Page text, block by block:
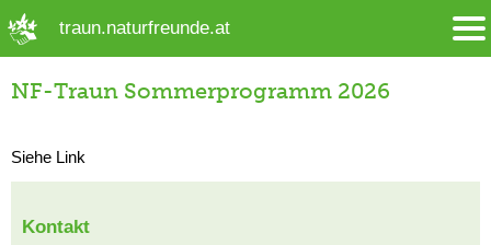
traun.naturfreunde.at
NF-Traun Sommerprogramm 2026
Siehe Link
Kontakt